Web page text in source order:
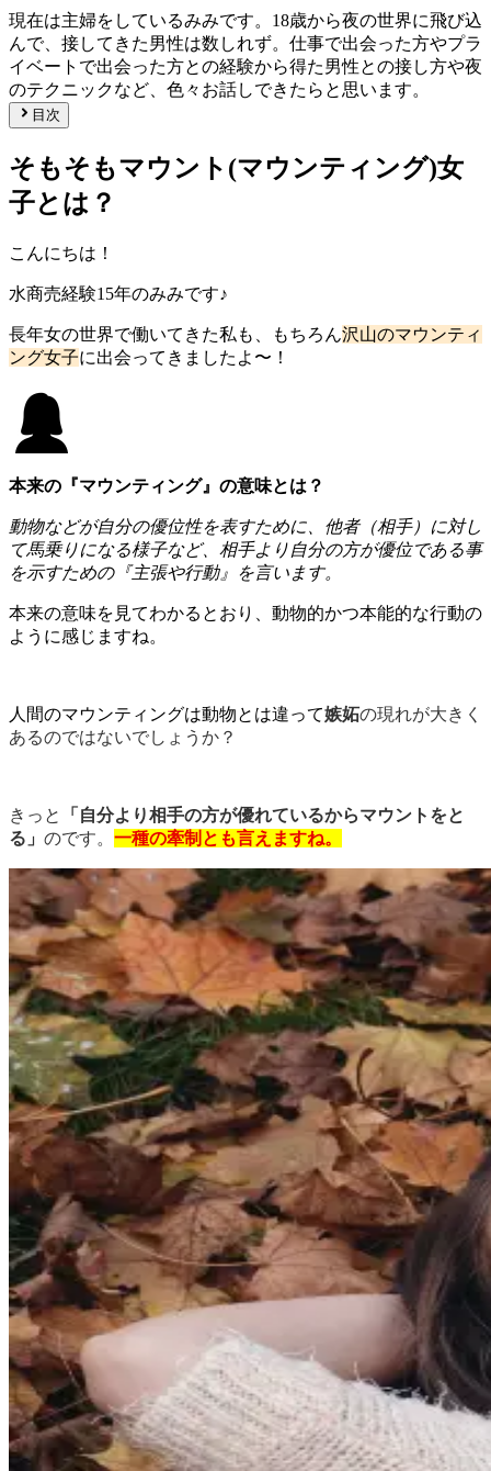
現在は主婦をしているみみです。18歳から夜の世界に飛び込
んで、接してきた男性は数しれず。仕事で出会った方やプラ
イベートで出会った方との経験から得た男性との接し方や夜
のテクニックなど、色々お話しできたらと思います。
目次
そもそもマウント(マウンティング)女
子とは？
こんにちは！
水商売経験15年のみみです♪
長年女の世界で働いてきた私も、もちろん沢山のマウンティ
ング女子に出会ってきましたよ〜！
本来の『マウンティング』の意味とは？
動物などが自分の優位性を表すために、他者（相手）に対し
て馬乗りになる様子など、相手より自分の方が優位である事
を示すための『主張や行動』を言います。
本来の意味を見てわかるとおり、動物的かつ本能的な行動の
ように感じますね。
人間のマウンティングは動物とは違って嫉妬の現れが大きく
あるのではないでしょうか？
きっと
「自分より相手の方が優れているからマウントをと
る」 のです。 一種の牽制とも言えますね。